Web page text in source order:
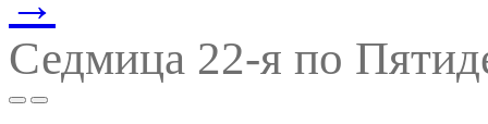
Седмица 22-я по